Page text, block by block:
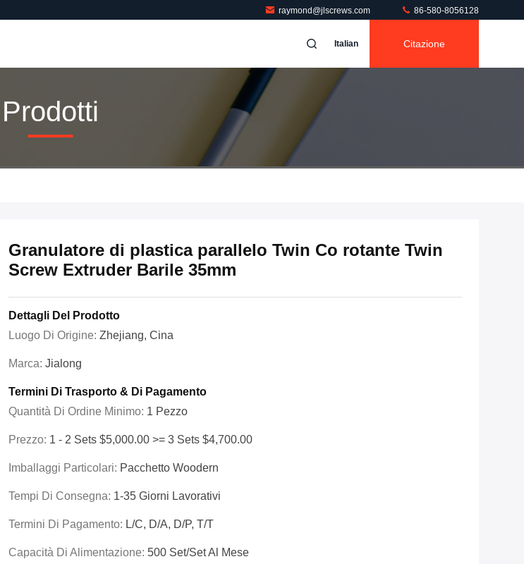
raymond@jlscrews.com 86-580-8056128
Italian Citazione
Prodotti
Granulatore di plastica parallelo Twin Co rotante Twin
Screw Extruder Barile 35mm
Dettagli Del Prodotto
Luogo Di Origine: Zhejiang, Cina
Marca: Jialong
Termini Di Trasporto & Di Pagamento
Quantità Di Ordine Minimo: 1 Pezzo
Prezzo: 1 - 2 Sets $5,000.00 >= 3 Sets $4,700.00
Imballaggi Particolari: Pacchetto Woodern
Tempi Di Consegna: 1-35 Giorni Lavorativi
Termini Di Pagamento: L/C, D/A, D/P, T/T
Capacità Di Alimentazione: 500 Set/set Al Mese